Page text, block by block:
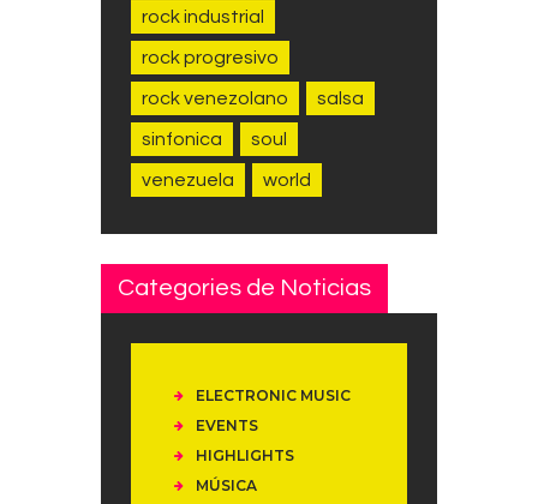
rock industrial
rock progresivo
rock venezolano salsa
sinfonica soul
venezuela world
Categories de Noticias
ELECTRONIC MUSIC
EVENTS
HIGHLIGHTS
MÚSICA